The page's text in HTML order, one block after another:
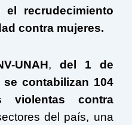
recrudecimiento
contra mujeres.
UNAH, del 1 de
contabilizan 104
violentas contra
del país, una